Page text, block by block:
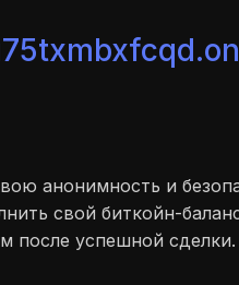
анонимность и
свой биткойн-
после успешной сделки.